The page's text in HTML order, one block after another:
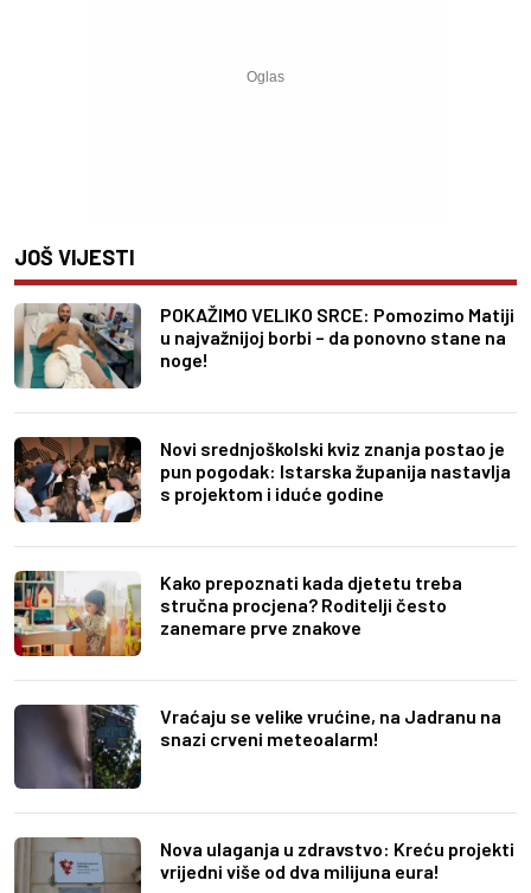
JOŠ VIJESTI
POKAŽIMO VELIKO SRCE: Pomozimo Matiji
u najvažnijoj borbi – da ponovno stane na
noge!
Novi srednjoškolski kviz znanja postao je
pun pogodak: Istarska županija nastavlja
s projektom i iduće godine
Kako prepoznati kada djetetu treba
stručna procjena? Roditelji često
zanemare prve znakove
Vraćaju se velike vrućine, na Jadranu na
snazi crveni meteoalarm!
Nova ulaganja u zdravstvo: Kreću projekti
vrijedni više od dva milijuna eura!